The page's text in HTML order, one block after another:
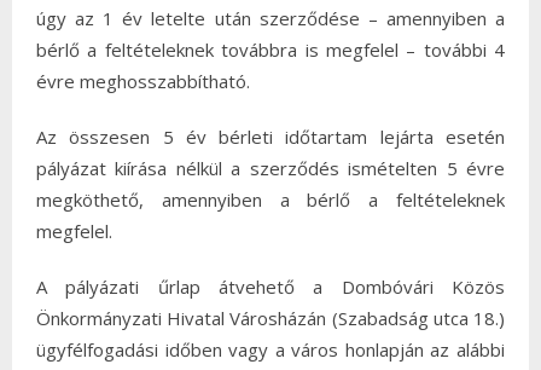
úgy az 1 év letelte után szerződése – amennyiben a
bérlő a feltételeknek továbbra is megfelel – további 4
évre meghosszabbítható.
Az összesen 5 év bérleti időtartam lejárta esetén
pályázat kiírása nélkül a szerződés ismételten 5 évre
megköthető, amennyiben a bérlő a feltételeknek
megfelel.
A pályázati űrlap átvehető a Dombóvári Közös
Önkormányzati Hivatal Városházán (Szabadság utca 18.)
ügyfélfogadási időben vagy a város honlapján az alábbi